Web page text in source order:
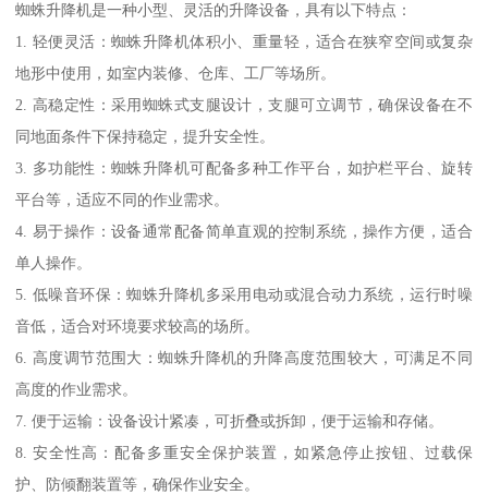
蜘蛛升降机是一种小型、灵活的升降设备，具有以下特点：
1. 轻便灵活：蜘蛛升降机体积小、重量轻，适合在狭窄空间或复杂
地形中使用，如室内装修、仓库、工厂等场所。
2. 高稳定性：采用蜘蛛式支腿设计，支腿可立调节，确保设备在不
同地面条件下保持稳定，提升安全性。
3. 多功能性：蜘蛛升降机可配备多种工作平台，如护栏平台、旋转
平台等，适应不同的作业需求。
4. 易于操作：设备通常配备简单直观的控制系统，操作方便，适合
单人操作。
5. 低噪音环保：蜘蛛升降机多采用电动或混合动力系统，运行时噪
音低，适合对环境要求较高的场所。
6. 高度调节范围大：蜘蛛升降机的升降高度范围较大，可满足不同
高度的作业需求。
7. 便于运输：设备设计紧凑，可折叠或拆卸，便于运输和存储。
8. 安全性高：配备多重安全保护装置，如紧急停止按钮、过载保
护、防倾翻装置等，确保作业安全。